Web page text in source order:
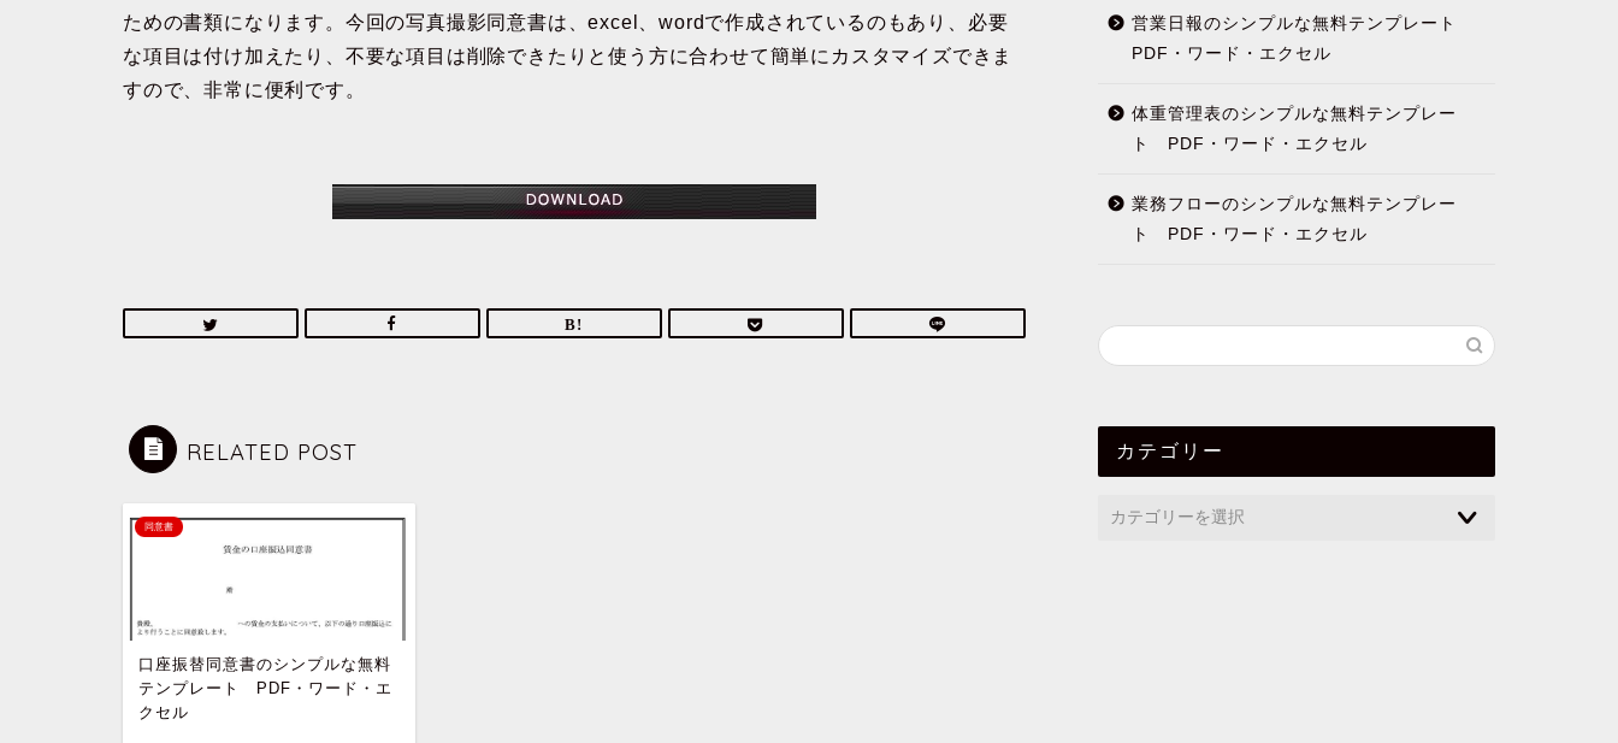
ための書類になります。今回の写真撮影同意書は、excel、wordで作成されているのもあり、必要
な項目は付け加えたり、不要な項目は削除できたりと使う方に合わせて簡単にカスタマイズできま
すので、非常に便利です。
RELATED POST
同意書
口座振替同意書のシンプルな無料
テンプレート PDF・ワード・エ
クセル
営業日報のシンプルな無料テンプレート
PDF・ワード・エクセル
体重管理表のシンプルな無料テンプレー
ト PDF・ワード・エクセル
業務フローのシンプルな無料テンプレー
ト PDF・ワード・エクセル
カテゴリー